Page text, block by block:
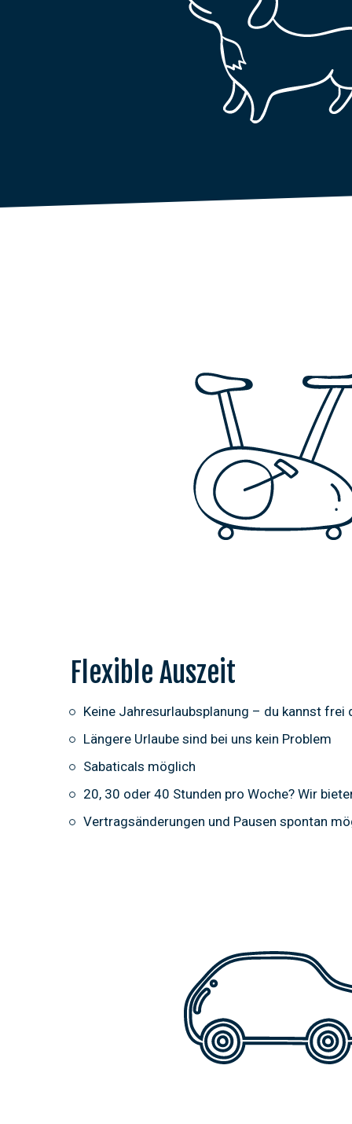
Flexible Auszeit
Keine Jahresurlaubsplanung – du kannst frei
Längere Urlaube sind bei uns kein Problem
Sabaticals möglich
20, 30 oder 40 Stunden pro Woche? Wir
Vertragsänderungen und Pausen spontan